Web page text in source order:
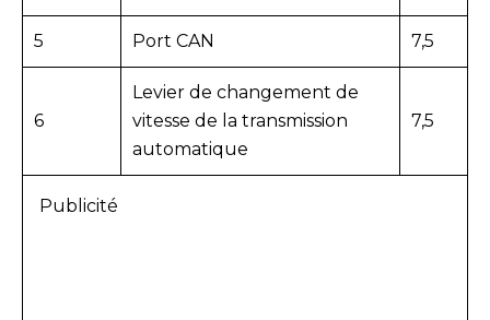
5 Port CAN 7,5
6
Levier de changement de
vitesse de la transmission
automatique
7,5
Publicité